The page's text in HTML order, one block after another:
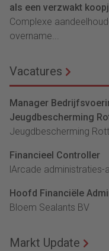
als een verzwakt
Complexe
overname...
Vacatures
Manager
Jeugdbescherming
Jeugdbescherming
Financieel Controller
lArcade administraties-
Hoofd Financiële
Bloem Sealants BV
Markt Update